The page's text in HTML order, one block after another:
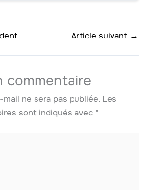
Article suivant →
commentaire
ne sera pas publiée. Les
sont indiqués avec *